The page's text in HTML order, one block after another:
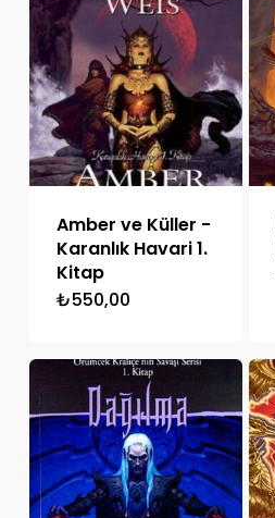
Amber ve Küller -
Karanlık Havari 1.
Kitap
₺550,00